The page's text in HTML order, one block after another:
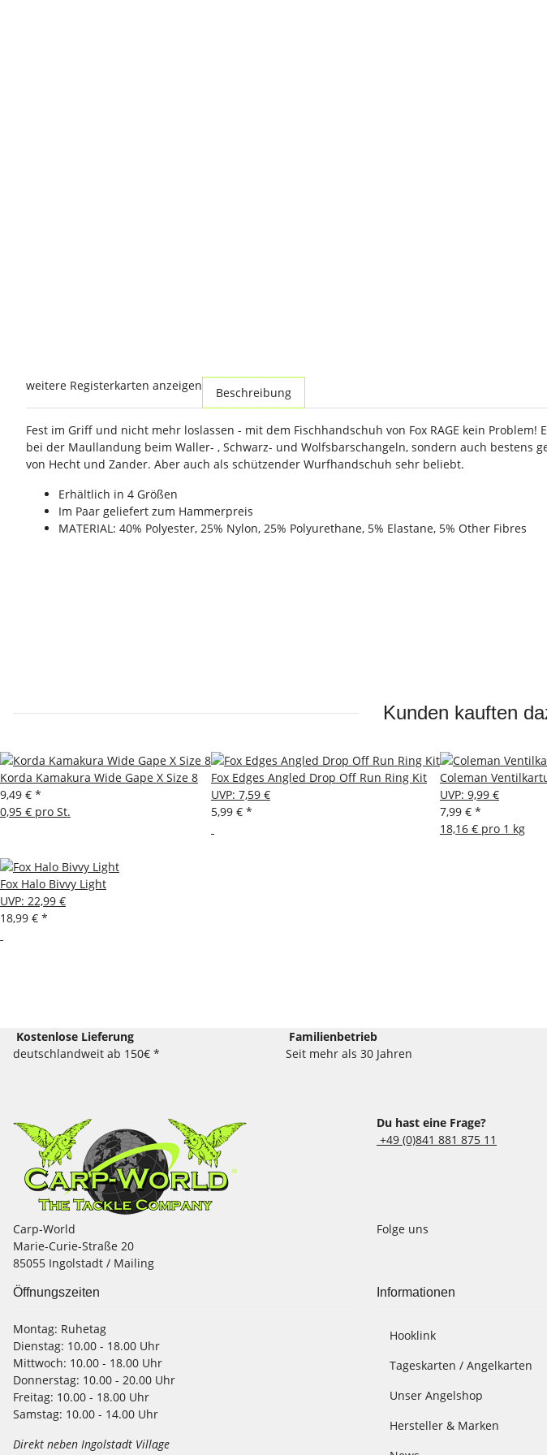
weitere Registerkarten anzeigen Beschreibung
Fest im Griff und nicht mehr loslassen - mit dem Fischhandschuh von Fox RAGE kein
bei der Maullandung beim Waller- , Schwarz- und Wolfsbarschangeln, sondern auch bestens
von Hecht und Zander. Aber auch als schützender Wurfhandschuh sehr beliebt.
Erhältlich in 4 Größen
Im Paar geliefert zum Hammerpreis
MATERIAL: 40% Polyester, 25% Nylon, 25% Polyurethane, 5% Elastane, 5% Other Fibres
Kunden kauften
Korda Kamakura Wide Gape X Size 8
9,49 € *
0,95 € pro St.
Fox Edges Angled Drop Off Run Ring Kit
UVP: 7,59 €
5,99 € *
Coleman
UVP: 9,99 €
7,99 € *
18,16 € pro 1 kg
Fox Halo Bivvy Light
UVP: 22,99 €
18,99 € *
Kostenlose Lieferung
deutschlandweit ab 150€ *
Familienbetrieb
Seit mehr als 30 Jahren
Du hast eine Frage?
+49 (0)841 881 875 11
Carp-World
Marie-Curie-Straße 20
85055 Ingolstadt / Mailing
Folge uns
Öffnungszeiten
Montag: Ruhetag
Dienstag: 10.00 - 18.00 Uhr
Mittwoch: 10.00 - 18.00 Uhr
Donnerstag: 10.00 - 20.00 Uhr
Freitag: 10.00 - 18.00 Uhr
Samstag: 10.00 - 14.00 Uhr
Direkt neben Ingolstadt Village
Informationen
Hooklink
Tageskarten / Angelkarten
Unser Angelshop
Hersteller & Marken